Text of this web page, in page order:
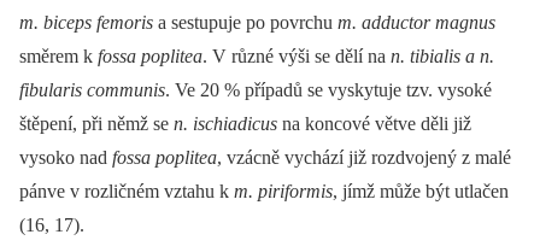
m. biceps femoris a sestupuje po povrchu m. adductor magnus
směrem k fossa poplitea. V různé výši se dělí na n. tibialis a n.
fibularis communis. Ve 20 % případů se vyskytuje tzv. vysoké
štěpení, při němž se n. ischiadicus na koncové větve děli již
vysoko nad fossa poplitea, vzácně vychází již rozdvojený z malé
pánve v rozličném vztahu k m. piriformis, jímž může být utlačen
(16, 17).